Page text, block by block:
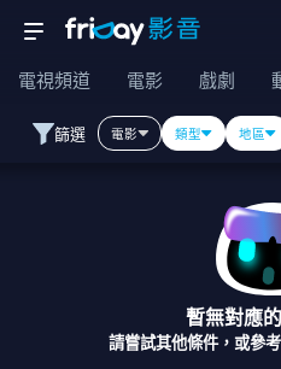
電視頻道 電影 戲劇
篩選 電影 類型 地區
暫無對應
請嘗試其他條件，或參